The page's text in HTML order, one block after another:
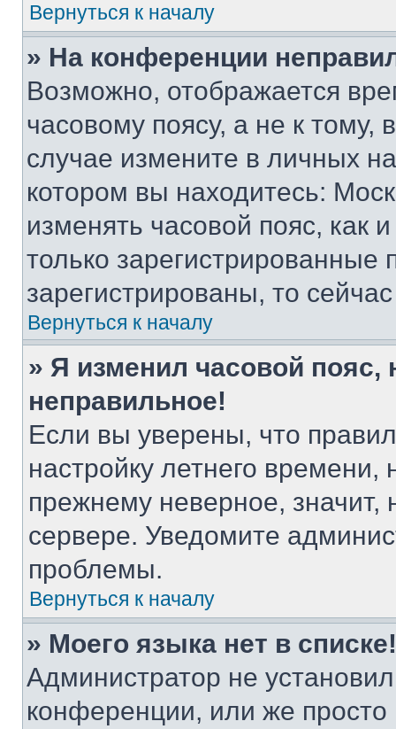
Вернуться к началу
» На конференции
Возможно, отображается
часовому поясу, а не к тому,
случае измените в личных
котором вы находитесь:
изменять часовой пояс, как
только
зарегистрированы, то
Вернуться к началу
» Я изменил часовой пояс,
неправильное!
Если вы уверены, что
настройку летнего
прежнему неверное, значит,
сервере. Уведомите
проблемы.
Вернуться к началу
» Моего языка нет в списке!
Администратор не
конференции, или же